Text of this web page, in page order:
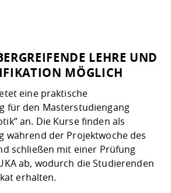
LEHRE UND
MÖGLICH
eine praktische
für den Masterstudiengang
an. Die Kurse finden als
während der Projektwoche des
schließen mit einer Prüfung
ab, wodurch die Studierenden
erhalten.